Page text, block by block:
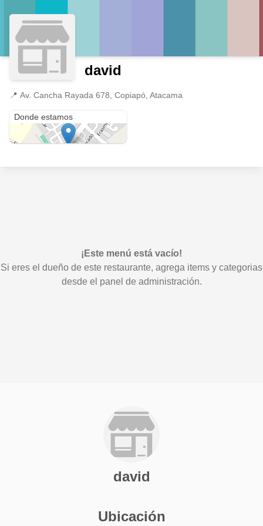
david
📍 Av. Cancha Rayada 678, Copiapó, Atacama
Donde estamos
¡Este menú está vacío!
Si eres el dueño de este restaurante, agrega items y categorias
desde el panel de administración.
david
Ubicación